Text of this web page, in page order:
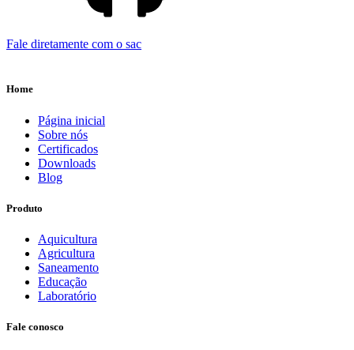
Fale diretamente com o sac
Home
Página inicial
Sobre nós
Certificados
Downloads
Blog
Produto
Aquicultura
Agricultura
Saneamento
Educação
Laboratório
Fale conosco